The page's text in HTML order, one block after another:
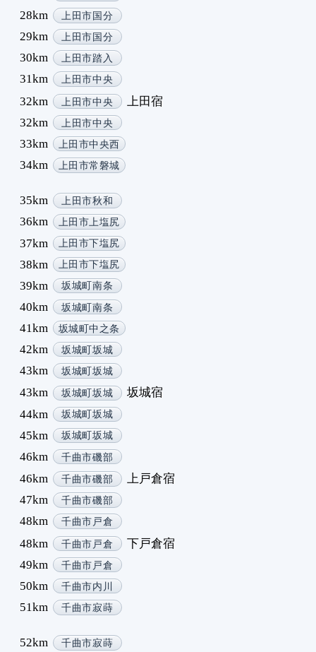
28km
上田市国分
29km 上田市国分
30km 上田市踏入
31km 上田市中央
32km 上田市中央
上田宿
32km
上田市中央
33km 上田市中央西
34km 上田市常磐城
35km 上田市秋和
36km 上田市上塩尻
37km 上田市下塩尻
38km 上田市下塩尻
39km 坂城町南条
40km 坂城町南条
41km 坂城町中之条
42km 坂城町坂城
43km 坂城町坂城
43km 坂城町坂城
坂城宿
44km
坂城町坂城
45km 坂城町坂城
46km 千曲市磯部
46km 千曲市磯部
上戸倉宿
47km
千曲市磯部
48km 千曲市戸倉
48km 千曲市戸倉
下戸倉宿
49km
千曲市戸倉
50km 千曲市内川
51km 千曲市寂蒔
52km 千曲市寂蒔